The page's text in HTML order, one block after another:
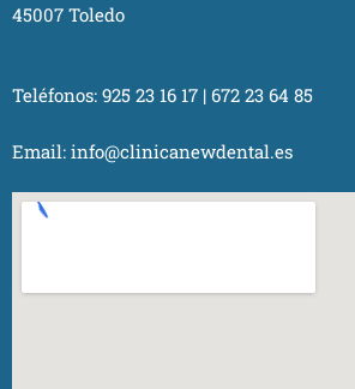
45007 Toledo
Teléfonos: 925 23 16 17 | 672 23 64 85
Email: info@clinicanewdental.es